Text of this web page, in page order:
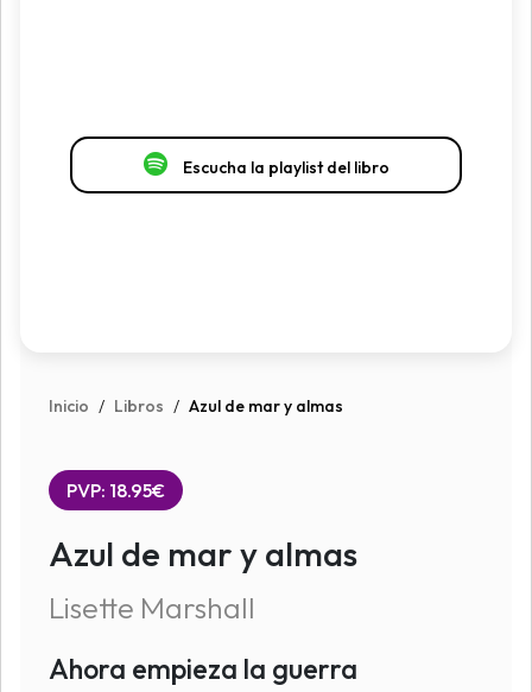
Escucha la playlist del libro
Inicio / Libros / Azul de mar y almas
PVP: 18.95€
Azul de mar y almas
Lisette Marshall
Ahora empieza la guerra